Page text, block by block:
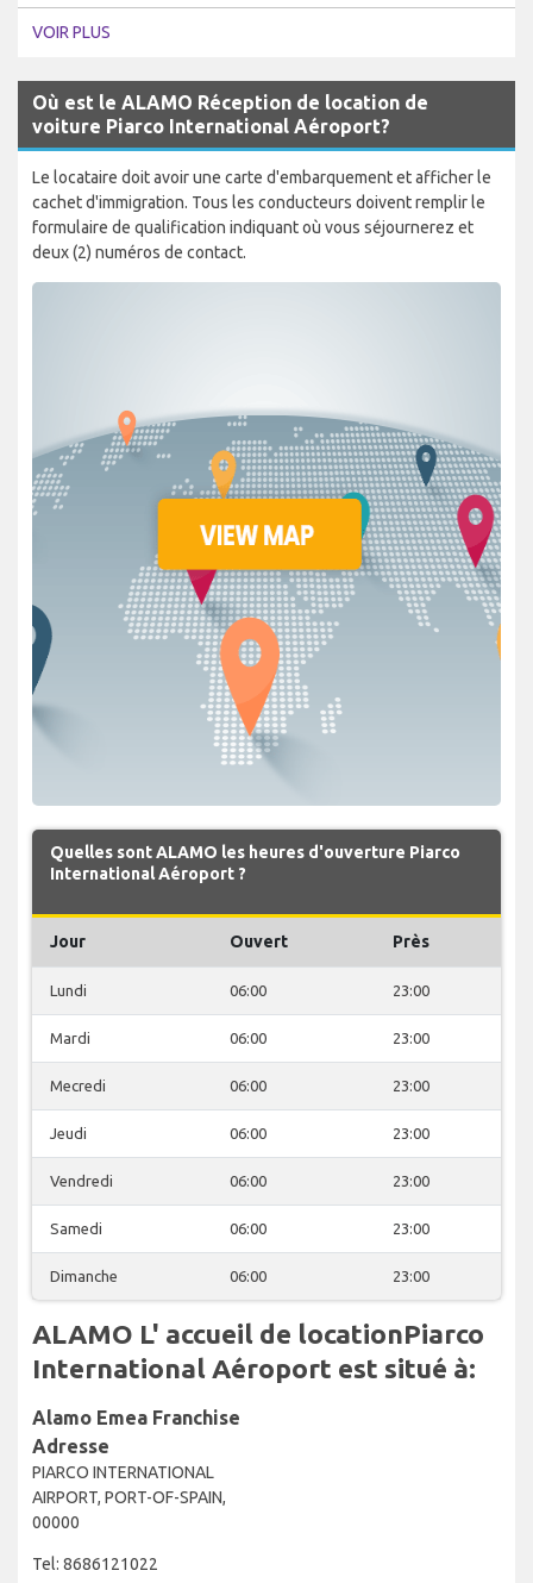
VOIR PLUS
Où est le ALAMO Réception de location de
voiture Piarco International Aéroport?
Le locataire doit avoir une carte d'embarquement et afficher le
cachet d'immigration. Tous les conducteurs doivent remplir le
formulaire de qualification indiquant où vous séjournerez et
deux (2) numéros de contact.
Quelles sont ALAMO les heures d'ouverture Piarco
International Aéroport ?
Jour Ouvert Près
Lundi 06:00 23:00
Mardi 06:00 23:00
Mecredi 06:00 23:00
Jeudi 06:00 23:00
Vendredi 06:00 23:00
Samedi 06:00 23:00
Dimanche 06:00 23:00
ALAMO L' accueil de locationPiarco
International Aéroport est situé à:
Alamo Emea Franchise
Adresse
PIARCO INTERNATIONAL
AIRPORT, PORT-OF-SPAIN,
00000
Tel: 8686121022